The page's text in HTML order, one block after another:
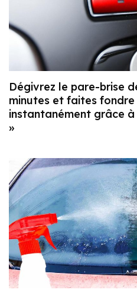
Dégivrez le pare-brise
minutes et faites
instantanément grâce
»